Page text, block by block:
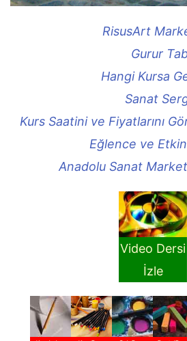
RisusArt
Gurur
Hangi Kursa
Sanat
Kurs Saatini ve Fiyatlarını
Eğlence ve
Anadolu Sanat
Video Dersi
İzle